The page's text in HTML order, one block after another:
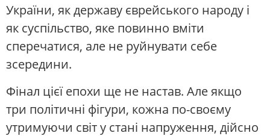
України, як державу єврейського народу і
як суспільство, яке повинно вміти
сперечатися, але не руйнувати себе
зсередини.
Фінал цієї епохи ще не настав. Але якщо
три політичні фігури, кожна по-своєму
утримуючи світ у стані напруження, дійсно